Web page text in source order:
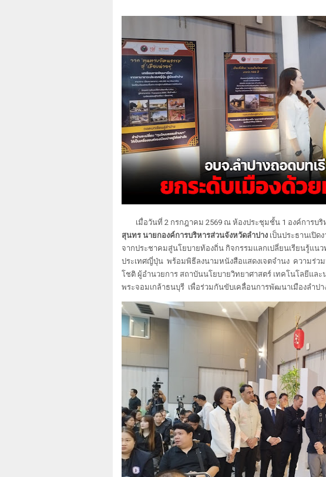
เมื่อวันที่ 2 กรกฎาคม 2569 ณ ห้องประชุมชั้น 1 องค์การบริ
สุนทร นายกองค์การบริหารส่วนจังหวัดลำปาง เป็นประธานเปิด
จากประชาคมสู่นโยบายท้องถิ่น กิจกรรมแลกเปลี่ยนเรียนรู้แน
ประเทศญี่ปุ่น พร้อมพิธีลงนามหนังสือแสดงเจตจำนง ความร่ว
โชติ ผู้อำนวยการ สถาบันนโยบายวิทยาศาสตร์ เทคโนโลยีและ
พระจอมเกล้าธนบุรี เพื่อร่วมกันขับเคลื่อนการพัฒนาเมืองลำปา